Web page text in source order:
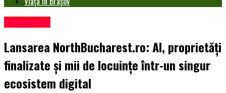
Eveniment
Lansarea NorthBucharest.ro: AI, proprietăți
finalizate și mii de locuințe într-un singur
ecosistem digital